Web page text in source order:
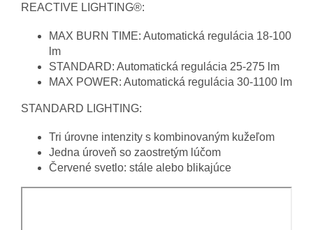
REACTIVE LIGHTING®:
MAX BURN TIME: Automatická regulácia 18-100
lm
STANDARD: Automatická regulácia 25-275 lm
MAX POWER: Automatická regulácia 30-1100 lm
STANDARD LIGHTING:
Tri úrovne intenzity s kombinovaným kužeľom
Jedna úroveň so zaostretým lúčom
Červené svetlo: stále alebo blikajúce